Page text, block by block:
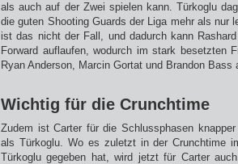
als auch auf der Zwei spielen kann. Türkoglu
die guten Shooting Guards der Liga mehr als nur
ist das nicht der Fall, und dadurch kann
Forward auflaufen, wodurch im stark besetzten
Ryan Anderson, Marcin Gortat und Brandon Bass
Wichtig für die Crunchtime
Zudem ist Carter für die Schlussphasen
als Türkoglu. Wo es zuletzt in der Crunchtime
Türkoglu gegeben hat, wird jetzt für Carter